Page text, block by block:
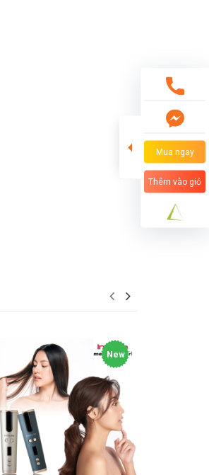
New
Mua ngay
Thêm vào giỏ